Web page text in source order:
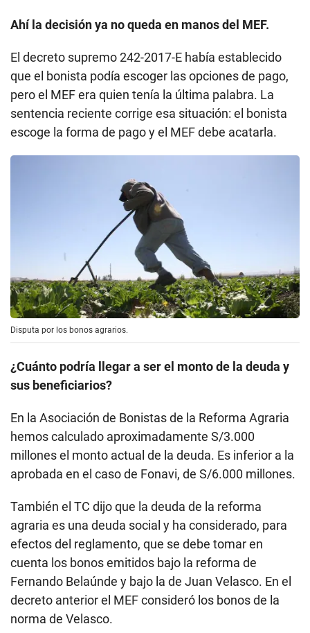
Ahí la decisión ya no queda en manos del MEF.
El decreto supremo 242-2017-E había establecido
que el bonista podía escoger las opciones de pago,
pero el MEF era quien tenía la última palabra. La
sentencia reciente corrige esa situación: el bonista
escoge la forma de pago y el MEF debe acatarla.
Disputa por los bonos agrarios.
¿Cuánto podría llegar a ser el monto de la deuda y
sus beneficiarios?
En la Asociación de Bonistas de la Reforma Agraria
hemos calculado aproximadamente S/3.000
millones el monto actual de la deuda. Es inferior a la
aprobada en el caso de Fonavi, de S/6.000 millones.
También el TC dijo que la deuda de la reforma
agraria es una deuda social y ha considerado, para
efectos del reglamento, que se debe tomar en
cuenta los bonos emitidos bajo la reforma de
Fernando Belaúnde y bajo la de Juan Velasco. En el
decreto anterior el MEF consideró los bonos de la
norma de Velasco.